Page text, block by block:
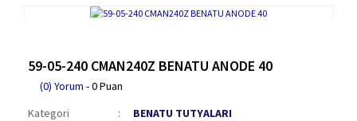
59-05-240 CMAN240Z BENATU ANODE 40
(0) Yorum - 0 Puan
Kategori
BENATU TUTYALARI